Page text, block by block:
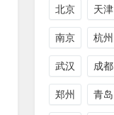
北京 天津
南京 杭州
武汉 成都
郑州 青岛